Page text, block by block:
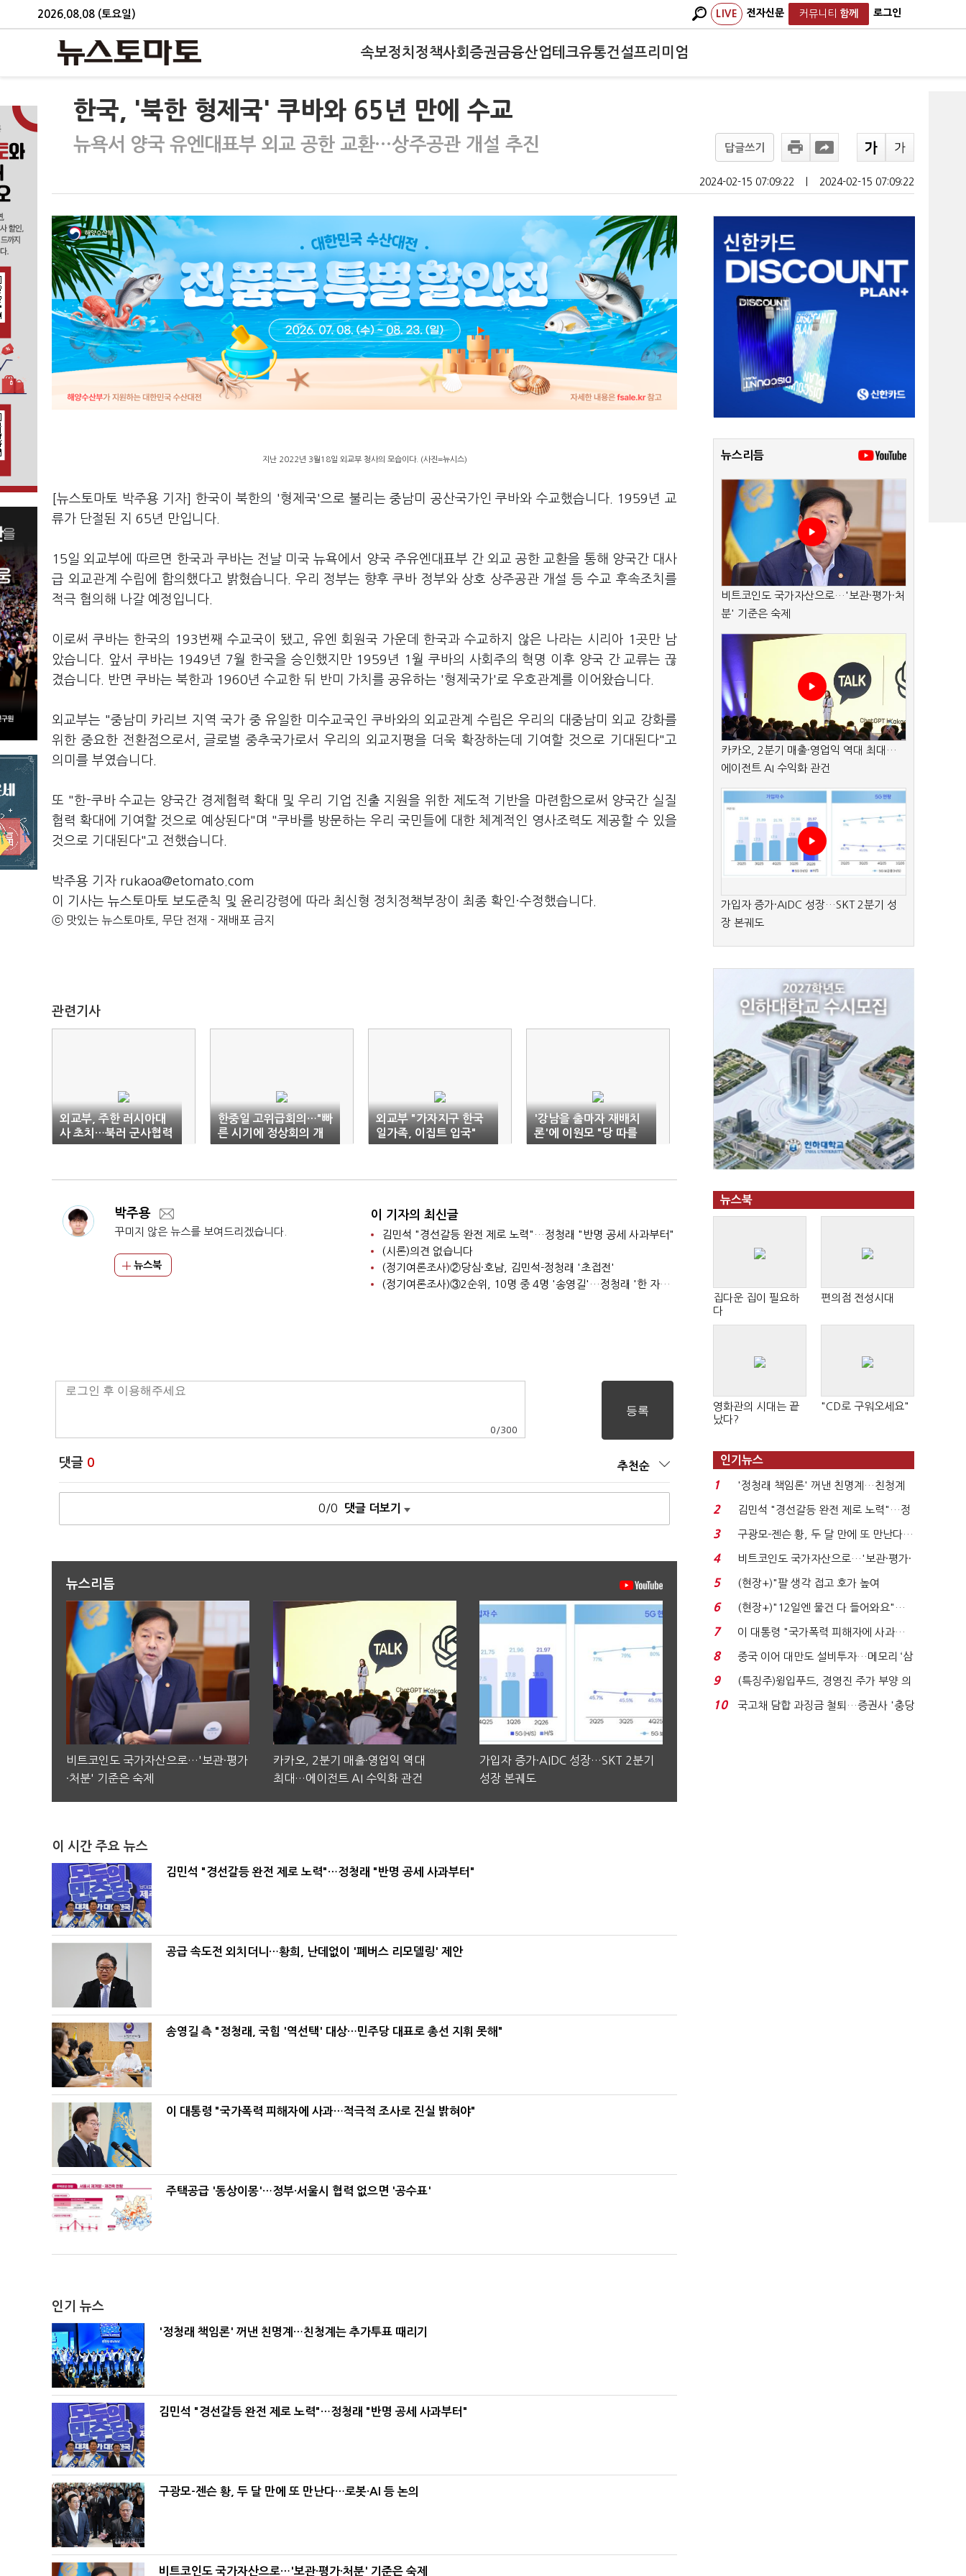
2026.08.08 (토요일) LIVE 전자신문 커뮤니티 함께 로그인
속보정치 정책사회 증권금융산업테크유통건설프리미엄
한국, '북한 형제국' 쿠바와 65년 만에 수교
뉴욕서 양국 유엔대표부 외교 공한 교환…상주공관 개설 추진 답글쓰기
2024-02-15 07:09:22 2024-02-15 07:09:22
지난 2022년 3월18일 외교부 청사의 모습이다. (사진=뉴시스)
[뉴스토마토 박주용 기자] 한국이 북한의 '형제국'으로 불리는 중남미 공산국가인 쿠바와 수교했습니다. 1959년 교
류가 단절된 지 65년 만입니다.
15일 외교부에 따르면 한국과 쿠바는 전날 미국 뉴욕에서 양국 주유엔대표부 간 외교 공한 교환을 통해 양국간 대사
급 외교관계 수립에 합의했다고 밝혔습니다. 우리 정부는 향후 쿠바 정부와 상호 상주공관 개설 등 수교 후속조치를
적극 협의해 나갈 예정입니다.
이로써 쿠바는 한국의 193번째 수교국이 됐고, 유엔 회원국 가운데 한국과 수교하지 않은 나라는 시리아 1곳만 남
았습니다. 앞서 쿠바는 1949년 7월 한국을 승인했지만 1959년 1월 쿠바의 사회주의 혁명 이후 양국 간 교류는 끊
겼습니다. 반면 쿠바는 북한과 1960년 수교한 뒤 반미 가치를 공유하는 '형제국가'로 우호관계를 이어왔습니다.
외교부는 "중남미 카리브 지역 국가 중 유일한 미수교국인 쿠바와의 외교관계 수립은 우리의 대중남미 외교 강화를
위한 중요한 전환점으로서, 글로벌 중추국가로서 우리의 외교지평을 더욱 확장하는데 기여할 것으로 기대된다"고
의미를 부였습니다.
또 "한-쿠바 수교는 양국간 경제협력 확대 및 우리 기업 진출 지원을 위한 제도적 기반을 마련함으로써 양국간 실질
협력 확대에 기여할 것으로 예상된다"며 "쿠바를 방문하는 우리 국민들에 대한 체계적인 영사조력도 제공할 수 있을
것으로 기대된다"고 전했습니다.
박주용 기자 rukaoa@etomato.com
이 기사는 뉴스토마토 보도준칙 및 윤리강령에 따라 최신형 정치정책부장이 최종 확인·수정했습니다.
ⓒ 맛있는 뉴스토마토, 무단 전재 - 재배포 금지
관련기사
외교부, 주한 러시아대
사 초치…북러 군사협력
중단 촉구
한중일 고위급회의…"빠
른 시기에 정상회의 개
최"
외교부 "가자지구 한국
일가족, 이집트 입국"
'강남을 출마자 재배치
론'에 이원모 "당 따를
것"·박진 "사수해야"
박주용
꾸미지 않은 뉴스를 보여드리겠습니다.
뉴스북
이 기자의 최신글
김민석 "경선갈등 완전 제로 노력"…정청래 "반명 공세 사과부터"
(시론)의견 없습니다
(정기여론조사)②당심·호남, 김민석-정청래 '초접전'
(정기여론조사)③2순위, 10명 중 4명 '송영길'…정청래 '한 자릿수'
0 /300
댓글 0 추천순
0/0 댓글 더보기
뉴스리듬
비트코인도 국가자산으로…'보관·평가
·처분' 기준은 숙제
카카오, 2분기 매출·영업익 역대
최대…에이전트 AI 수익화 관건
가입자 증가·AIDC 성장…SKT 2분기
성장 본궤도
이 시간 주요 뉴스
김민석 "경선갈등 완전 제로 노력"…정청래 "반명 공세 사과부터"
공급 속도전 외치더니…황희, 난데없이 '폐버스 리모델링' 제안
송영길 측 "정청래, 국힘 '역선택' 대상…민주당 대표로 총선 지휘 못해"
이 대통령 "국가폭력 피해자에 사과…적극적 조사로 진실 밝혀야"
주택공급 '동상이몽'…정부·서울시 협력 없으면 '공수표'
인기 뉴스
'정청래 책임론' 꺼낸 친명계…친청계는 추가투표 때리기
김민석 "경선갈등 완전 제로 노력"…정청래 "반명 공세 사과부터"
구광모-젠슨 황, 두 달 만에 또 만난다…로봇·AI 등 논의
비트코인도 국가자산으로…'보관·평가·처분' 기준은 숙제
뉴스리듬
비트코인도 국가자산으로…'보관·평가·처
분' 기준은 숙제
카카오, 2분기 매출·영업익 역대 최대…
에이전트 AI 수익화 관건
가입자 증가·AIDC 성장…SKT 2분기 성
장 본궤도
뉴스북
집다운 집이 필요하
다
편의점 전성시대
영화관의 시대는 끝
났다?
"CD로 구워오세요"
인기뉴스
1
'정청래 책임론' 꺼낸 친명계…친청계
는 추가투표 때리기...
2
김민석 "경선갈등 완전 제로 노력"…정
청래 "반명 공세 사...
3
구광모-젠슨 황, 두 달 만에 또 만난다…
로봇·AI 등 논...
4
비트코인도 국가자산으로…'보관·평가·
처분' 기준은 ...
5
(현장+)"팔 생각 접고 호가 높여
요"…'덜 똘똘한 한 채' 20...
6
(현장+)"12일엔 물건 다 들어와요"…
빈 매대 채우며 문 연 ...
7
이 대통령 "국가폭력 피해자에 사과…
적극적 조사로 진...
8
중국 이어 대만도 설비투자…메모리 ‘삼
국전쟁’
9
(특징주)윙입푸드, 경영진 주가 부양 의
지에 상한가...
10
국고채 담합 과징금 철퇴…증권사 '충당